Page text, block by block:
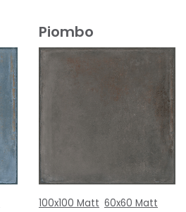
Piombo
100x100 Matt 60x60 Matt